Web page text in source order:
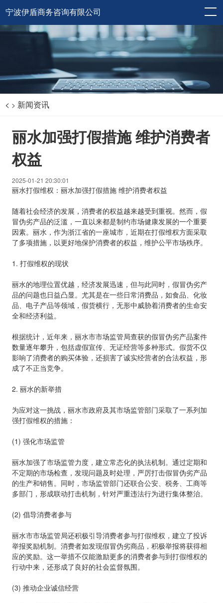
宁波伊盾商务咨询有限公司
< > 新闻资讯
丽水加强打假措施 维护消费者
权益
2025-01-21 20:30:01
丽水打假维权：丽水加强打假措施 维护消费者权益
随着社会经济的发展，消费者的权益越来越受到重视。然而，假
冒伪劣产品的泛滥，一直以来都是制约市场健康发展的一个重要
因素。丽水，作为浙江省的一座城市，近期在打假维权方面采取
了多项措施，以更好地保护消费者的权益，维护公平市场秩序。
1. 打假维权的现状
丽水的地理位置优越，经济发展迅速，但与此同时，假冒伪劣产
品的问题也日益凸显。尤其是在一些日常消费品，如食品、化妆
品、电子产品等领域，假货横行，无形中威胁着消费者的生命安
全和经济利益。
根据统计，近年来，丽水市市场监管局查获的假冒伪劣产品案件
数量逐年攀升，包括虚假宣传、无证经营等多种形式。假货不仅
影响了消费者的购买体验，还损害了诚实经营者的合法权益，形
成了不正当竞争。
2. 丽水的新举措
为应对这一挑战，丽水市政府及其市场监管部门采取了一系列加
强打假维权的措施：
(1) 强化市场监管
丽水加强了市场监管力度，建立常态化的执法机制。通过定期和
不定期的市场检查，发现问题及时处理，严厉打击假冒伪劣产品
的生产和销售。同时，市场监管部门还联合公安、税务、工商等
多部门，形成联动打击机制，针对严重违法行为进行集体整治。
(2) 倡导消费者参与
丽水市市场监管局还积极引导消费者参与打假维权，建立了投诉
举报奖励机制。消费者如发现假冒伪劣商品，积极举报将获得相
应的奖励。这一举措不仅能激励更多的消费者参与到打假维权的
行动中来，还形成了良好的社会监督氛围。
(3) 推动企业诚信经营